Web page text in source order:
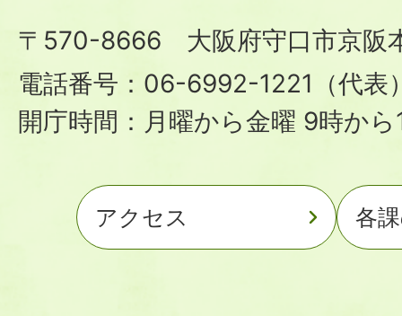
〒570-8666 大阪府守口市京阪
電話番号：06-6992-1221（代表
開庁時間：月曜から金曜 9時か
アクセス 各